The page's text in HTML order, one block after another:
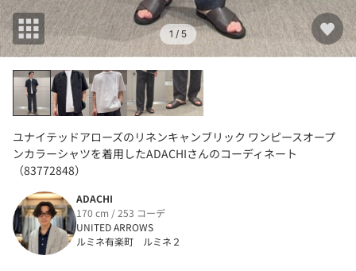
1 / 5
ユナイテッドアローズのリネンキャンブリック ワンピースオープ
ンカラーシャツを着用したADACHIさんのコーディネート
（83772848）
ADACHI
170 cm / 253 コーデ
UNITED ARROWS
ルミネ有楽町 ルミネ２